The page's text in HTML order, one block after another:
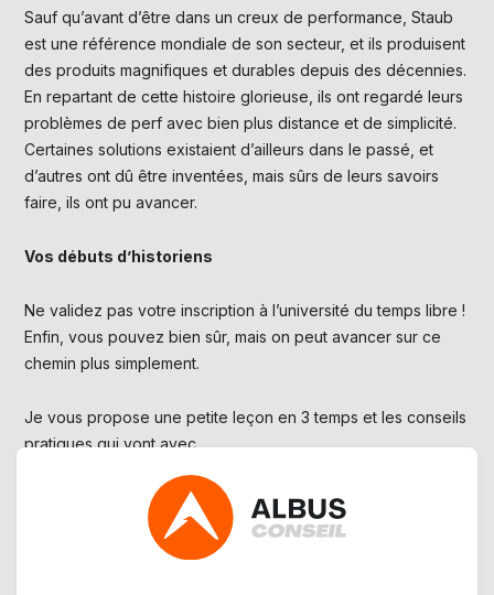
Sauf qu’avant d’être dans un creux de performance, Staub
est une référence mondiale de son secteur, et ils produisent
des produits magnifiques et durables depuis des décennies.
En repartant de cette histoire glorieuse, ils ont regardé leurs
problèmes de perf avec bien plus distance et de simplicité.
Certaines solutions existaient d’ailleurs dans le passé, et
d’autres ont dû être inventées, mais sûrs de leurs savoirs
faire, ils ont pu avancer.
Vos débuts d’historiens
Ne validez pas votre inscription à l’université du temps libre !
Enfin, vous pouvez bien sûr, mais on peut avancer sur ce
chemin plus simplement.
Je vous propose une petite leçon en 3 temps et les conseils
pratiques qui vont avec.
« J’aime à converser avec les vieillards. Comme ils nous ont